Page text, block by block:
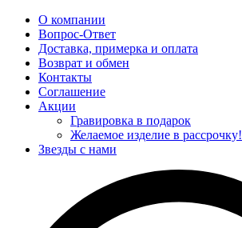
О компании
Вопрос-Ответ
Доставка, примерка и оплата
Возврат и обмен
Контакты
Соглашение
Акции
Гравировка в подарок
Желаемое изделие в рассрочку!
Звезды с нами